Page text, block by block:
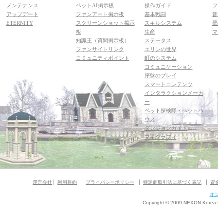
メンテナンス
アップデート
ETERNITY
ペットAI掲示板
ファンアート掲示板
スクリーンショット掲示
板
知識王（質問掲示板）
ファンサイトリンク
コミュニティポイント
操作ガイド
基本戦闘
スキルシステム
生産
ステータス
エリンの世界
町のシステム
コミュニケーション
序盤のプレイ
スマートコンテンツ
インタラクションメーカ
ー
ペット探検隊・ペットハ
ウス
ダンジョンガイド
マギグラフィ
運営会社 利用規約 プライバシーポリシー 特定商取引法に基づく表記 資
オ
Copyright © 2009 NEXON Korea